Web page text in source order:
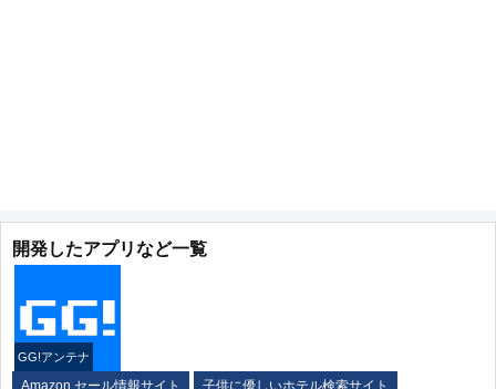
開発したアプリなど一覧
GG!アンテナ